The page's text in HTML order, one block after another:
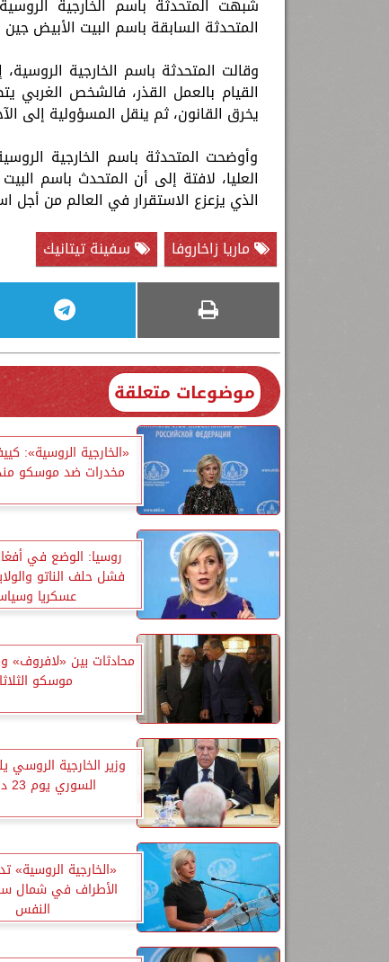
شبهت المتحدثة باسم الخارجية الروسية
المتحدثة السابقة باسم البيت الأبيض
وقالت المتحدثة باسم الخارجية
القيام بالعمل القذر، فالشخص الغربي
يخرق القانون، ثم ينقل المسؤولية إلى
وأوضحت المتحدثة باسم الخارجية
العليا، لافتة إلى أن المتحدث باسم
الذي يزعزع الاستقرار في العالم من
ماريا زاخاروفا
سفينة تيتانيك
موضوعات متعلقة
«الخارجية الروسية»:
مخدرات ضد موسكو منذ
روسيا: الوضع في
فشل حلف الناتو
عسكريا
محادثات بين
موسكو
وزير الخارجية الروسي
السوري يوم 23 ديسمبر
«الخارجية الروسية»
الأطراف في شمال
النفس